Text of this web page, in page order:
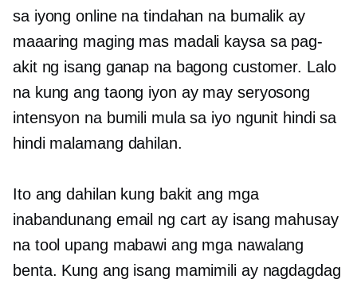
sa iyong online na tindahan na bumalik ay
maaaring maging mas madali kaysa sa pag-
akit ng isang ganap na bagong customer. Lalo
na kung ang taong iyon ay may seryosong
intensyon na bumili mula sa iyo ngunit hindi sa
hindi malamang dahilan.
Ito ang dahilan kung bakit ang mga
inabandunang email ng cart ay isang mahusay
na tool upang mabawi ang mga nawalang
benta. Kung ang isang mamimili ay nagdagdag